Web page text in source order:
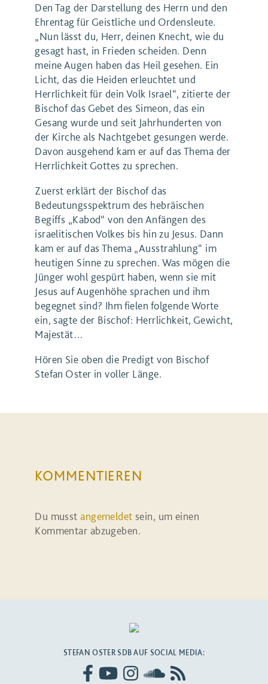
Den Tag der Darstellung des Herrn und den
Ehrentag für Geistliche und Ordensleute.
„Nun lässt du, Herr, deinen Knecht, wie du
gesagt hast, in Frieden scheiden. Denn
meine Augen haben das Heil gesehen. Ein
Licht, das die Heiden erleuchtet und
Herrlichkeit für dein Volk Israel“, zitierte der
Bischof das Gebet des Simeon, das ein
Gesang wurde und seit Jahrhunderten von
der Kirche als Nachtgebet gesungen werde.
Davon ausgehend kam er auf das Thema der
Herrlichkeit Gottes zu sprechen.
Zuerst erklärt der Bischof das
Bedeutungsspektrum des hebräischen
Begiffs „Kabod“ von den Anfängen des
israelitischen Volkes bis hin zu Jesus. Dann
kam er auf das Thema „Ausstrahlung“ im
heutigen Sinne zu sprechen. Was mögen die
Jünger wohl gespürt haben, wenn sie mit
Jesus auf Augenhöhe sprachen und ihm
begegnet sind? Ihm fielen folgende Worte
ein, sagte der Bischof: Herrlichkeit, Gewicht,
Majestät…
Hören Sie oben die Predigt von Bischof
Stefan Oster in voller Länge.
KOMMENTIEREN
Du musstangemeldet sein, um einen
Kommentar abzugeben.
STEFAN OSTER SDB AUF SOCIAL MEDIA: